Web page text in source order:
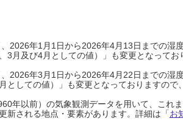
2026年1月1日から2026年4月13日までの湿
月及び4月としての値）」も変更となってお
2026年3月1日から2026年4月22日までの湿
しての値）」も変更となっておりますの
年以前）の気象観測データを用いて、これ
新される地点・要素があります。詳細は「お